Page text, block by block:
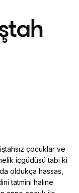
çocuklar ve
içgüdüsü tabi ki
oldukça hassas,
tatmini haline